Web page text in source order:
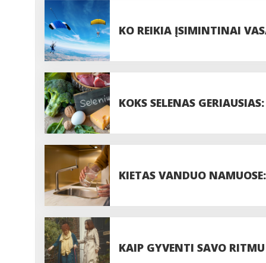
KO REIKIA ĮSIMINTINAI
KOKS SELENAS
KIETAS VANDUO
KAIP GYVENTI SAVO